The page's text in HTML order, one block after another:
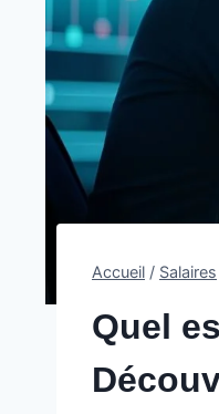
Accueil / Salaires
Quel